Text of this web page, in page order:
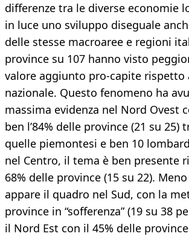
differenze tra le diverse economie
in luce uno sviluppo diseguale
delle stesse macroaree e regioni
province su 107 hanno visto
valore aggiunto pro-capite rispetto
nazionale. Questo fenomeno ha
massima evidenza nel Nord Ovest
ben l’84% delle province (21 su 25)
quelle piemontesi e ben 10
nel Centro, il tema è ben presente
68% delle province (15 su 22).
appare il quadro nel Sud, con la
province in “sofferenza” (19 su 38
il Nord Est con il 45% delle province